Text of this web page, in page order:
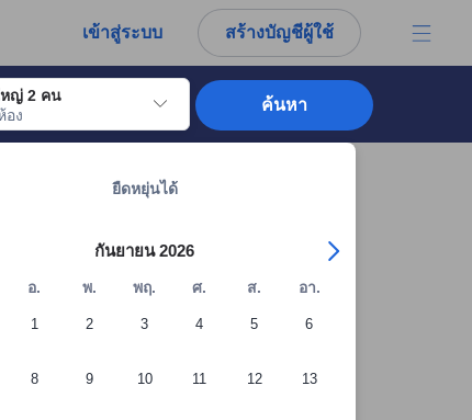
เข้าสู่ระบบ สร้างบัญชีผู้ใช้
หญ่ 2 คน
อง
เช็คอินที่ต้องการ ให้กดปุ่ม Enter เพื่อเลือกวันเช็คอินดังกล่าว ทำซ้ำขั้นตอ
ยืดหยุ่นได้
กันยายน 2026
อ. พ. พฤ. ศ. ส. อา.
1 2 3 4 5 6
8 9 10 11 12 13
ค้นหา
ตรงของผู้เข้าพักอย่างแท้จริง